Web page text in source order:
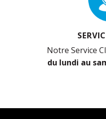
Notre Service
du lundi au